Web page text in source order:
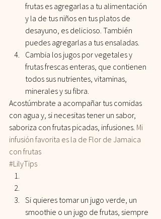
frutas es agregarlas a tu alimentación
y la de tus niños en tus platos de
desayuno, es delicioso. También
puedes agregarlas a tus ensaladas.
Cambia los jugos por vegetales y
frutas frescas enteras, que contienen
todos sus nutrientes, vitaminas,
minerales y su fibra.
Acostúmbrate a acompañar tus comidas
con agua y, si necesitas tener un sabor,
saboriza con frutas picadas, infusiones. Mi
infusión favorita es la de Flor de Jamaica
con frutas
#LilyTips
Si quieres tomar un jugo verde, un
smoothie o un jugo de frutas, siempre